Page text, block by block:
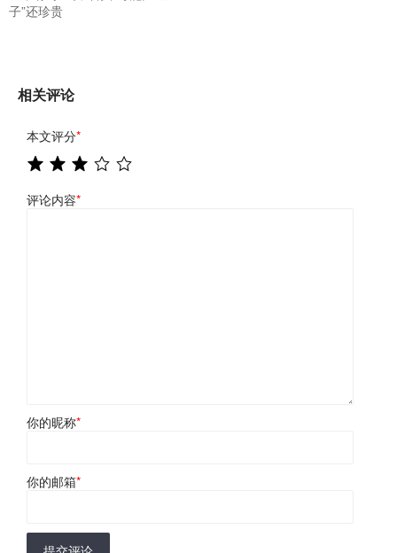
子”还珍贵
相关评论
本文评分*
评论内容*
你的昵称*
你的邮箱*